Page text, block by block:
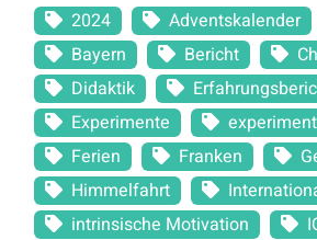
2024 Adventskalender
Bayern
Bericht
Didaktik
Experimente
Ferien
Franken
Himmelfahrt
intrinsische Motivation